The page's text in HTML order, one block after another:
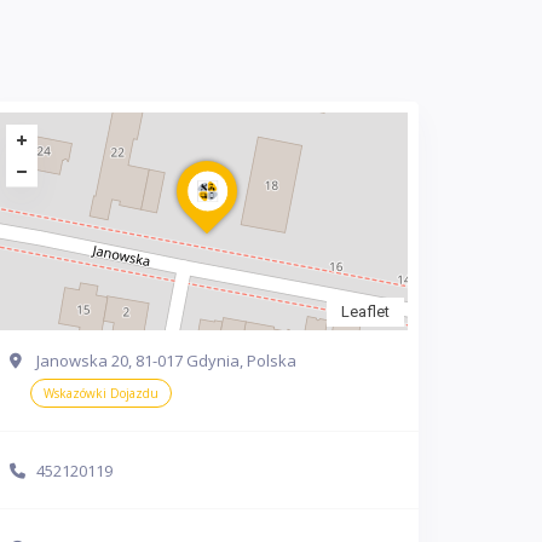
Leaflet
Janowska 20, 81-017 Gdynia, Polska
Wskazówki Dojazdu
452120119